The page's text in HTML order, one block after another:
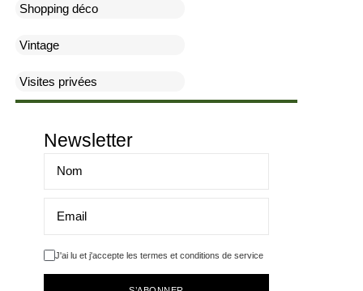
Shopping déco
Vintage
Visites privées
Newsletter
J'ai lu et j'accepte les termes et conditions de service